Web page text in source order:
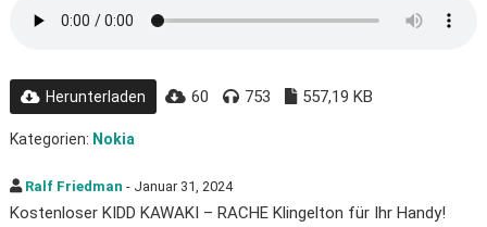
Herunterladen 60 753 557,19 KB
Kategorien: Nokia
Ralf Friedman - Januar 31, 2024
Kostenloser KIDD KAWAKI – RACHE Klingelton für Ihr Handy!